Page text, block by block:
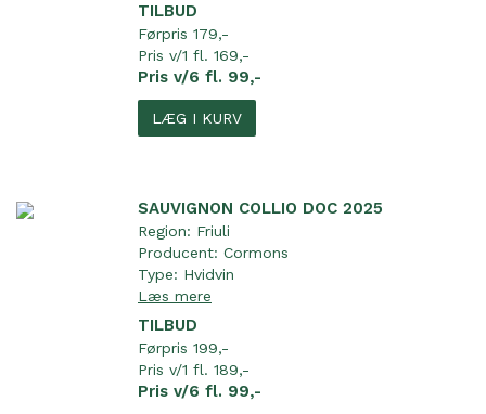
TILBUD
Førpris 179,-
Pris v/1 fl. 169,-
Pris v/6 fl. 99,-
LÆG I KURV
SAUVIGNON COLLIO DOC 2025
Region: Friuli
Producent: Cormons
Type: Hvidvin
Læs mere
TILBUD
Førpris 199,-
Pris v/1 fl. 189,-
Pris v/6 fl. 99,-